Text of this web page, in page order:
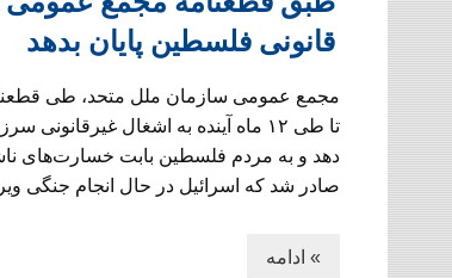
قانونی فلسطین پایان بدهد
مجمع عمومی سازمان ملل متحد، طی
تا طی ۱۲ ماه آینده به اشغال
دهد و به مردم فلسطین بابت خسارت‌های
صادر شد که اسرائیل در حال انجام جنگی
» ادامه